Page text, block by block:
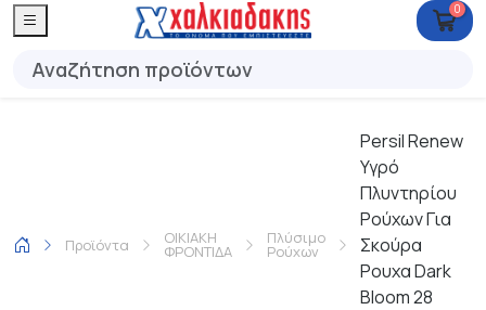
0
Προϊόντα ΟΙΚΙΑΚΗ
ΦΡΟΝΤΙΔΑ
Πλύσιμο
Ρούχων
Persil Renew
Υγρό
Πλυντηρίου
Ρούχων Για
Σκούρα
Ρουχα Dark
Bloom 28